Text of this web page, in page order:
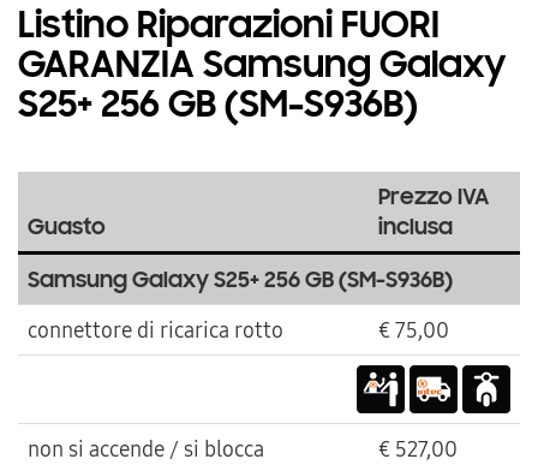
Listino Riparazioni FUORI
GARANZIA Samsung Galaxy
S25+ 256 GB (SM-S936B)
Guasto
Prezzo IVA
inclusa
Samsung Galaxy S25+ 256 GB (SM-S936B)
connettore di ricarica rotto € 75,00
non si accende / si blocca € 527,00